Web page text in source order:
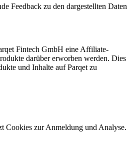
Feedback zu den dargestellten Daten
Fintech GmbH eine Affiliate-
darüber erworben werden. Dies
und Inhalte auf Parqet zu
Cookies zur Anmeldung und Analyse.